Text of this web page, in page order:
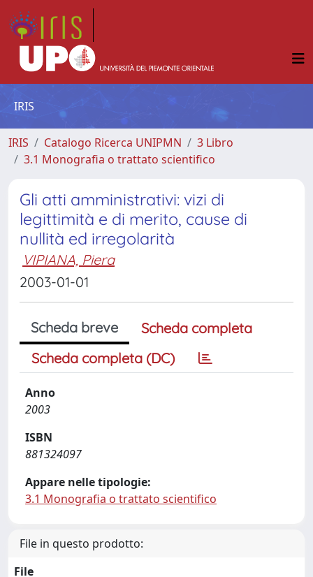
IRIS
IRIS Catalogo Ricerca UNIPMN
3 Libro
3.1 Monografia o trattato scientifico
Gli atti amministrativi: vizi di
legittimità e di merito, cause di
nullità ed irregolarità
VIPIANA, Piera
2003-01-01
Scheda breve
Scheda completa
Scheda completa (DC)
Anno
2003
ISBN
881324097
Appare nelle tipologie:
3.1 Monografia o trattato scientifico
File in questo prodotto:
File